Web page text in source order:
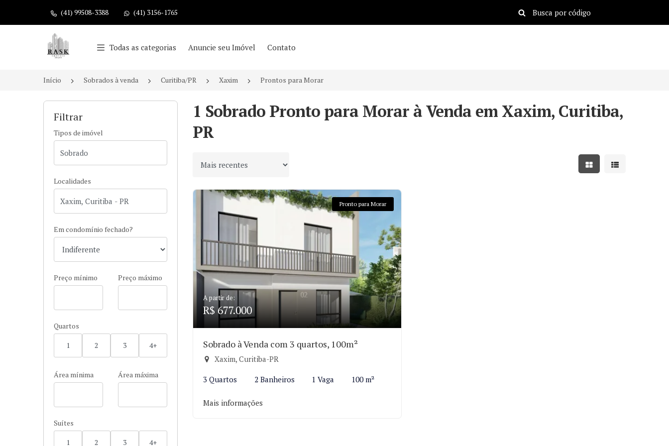
(41) 99508-3388 (41) 3156-1765
Página inicial
Todas as categorias Anuncie seu Imóvel Contato
Início Sobrados à venda Curitiba/PR Xaxim Prontos para Morar
Filtrar
Tipos de imóvel
Localidades
Em condomínio fechado?
Preço mínimo Preço máximo
Quartos
1 2 3 4+
Área mínima Área máxima
Suítes
1 2 3 4+
1 Sobrado Pronto para Morar à Venda em Xaxim, Curitiba,
PR
Ordenar por Mostrar resultados em
Mostrar
Pronto para Morar
A partir de:
R$ 677.000
Sobrado à Venda com 3 quartos, 100m²
Xaxim, Curitiba-PR
3 Quartos 2 Banheiros 1 Vaga 100 m²
Mais informações